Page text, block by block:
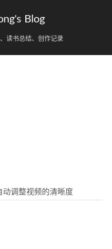
Blog
读书总结、创作记录
动调整视频的清晰度